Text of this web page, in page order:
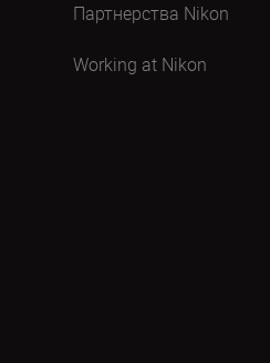
Партнерства Nikon
Working at Nikon